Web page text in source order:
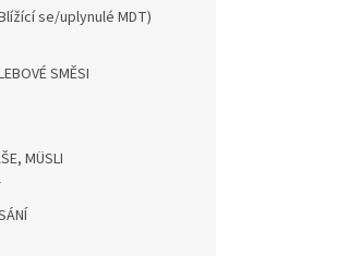
se/uplynulé MDT)
SMĚSI
MÜSLI